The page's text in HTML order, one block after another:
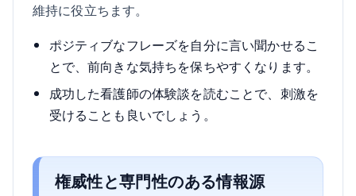
維持に役立ちます。
ポジティブなフレーズを自分に言い聞かせるこ
とで、前向きな気持ちを保ちやすくなります。
成功した看護師の体験談を読むことで、刺激を
受けることも良いでしょう。
権威性と専門性のある情報源